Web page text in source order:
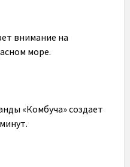
внимание на
море.
«Комбуча» создает